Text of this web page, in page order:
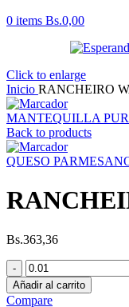
0 items Bs.0,00
Click to enlarge
Inicio RANCHEIRO
MANTEQUILLA
Back to products
QUESO
Bs.363,36
RANCHEIRO
WAFER
78
Añadir al carrito
Compare